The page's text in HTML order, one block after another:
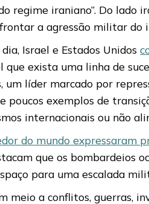
regime iraniano”. Do
a agressão militar do
Israel e Estados Unidos
que exista uma linha de
um líder marcado por
poucos exemplos de
internacionais ou não
do mundo expressaram
que os bombardeios
para uma escalada
meio a conflitos, guerras,